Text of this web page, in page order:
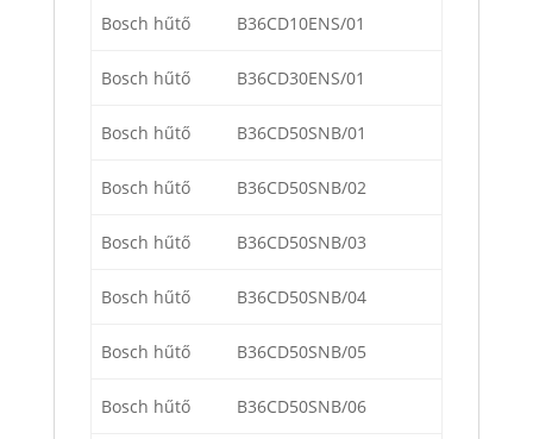
Bosch hűtő B36CD10ENS/01
Bosch hűtő B36CD30ENS/01
Bosch hűtő B36CD50SNB/01
Bosch hűtő B36CD50SNB/02
Bosch hűtő B36CD50SNB/03
Bosch hűtő B36CD50SNB/04
Bosch hűtő B36CD50SNB/05
Bosch hűtő B36CD50SNB/06